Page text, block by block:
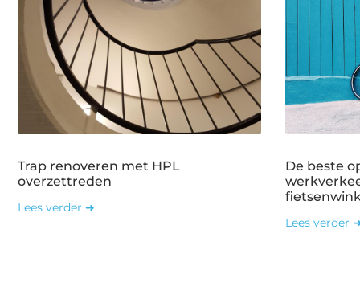
Trap renoveren met HPL
overzettreden
Lees verder ➜
De beste
Lees verder